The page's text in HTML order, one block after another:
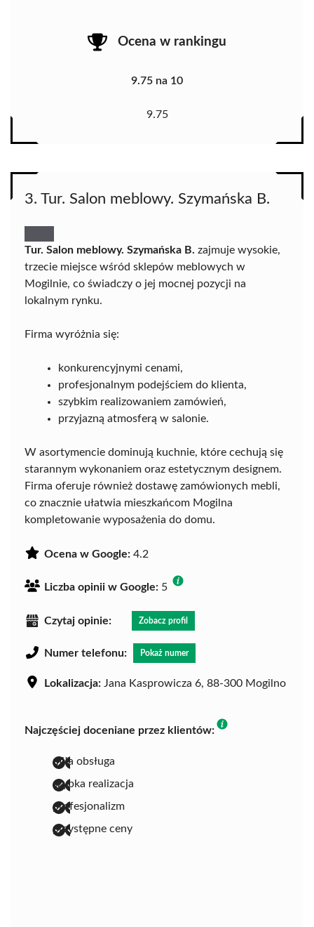
Ocena w rankingu
9.75 na 10
9.75
3. Tur. Salon meblowy. Szymańska B.
Tur. Salon meblowy. Szymańska B. zajmuje wysokie,
trzecie miejsce wśród sklepów meblowych w
Mogilnie, co świadczy o jej mocnej pozycji na
lokalnym rynku.
Firma wyróżnia się:
konkurencyjnymi cenami,
profesjonalnym podejściem do klienta,
szybkim realizowaniem zamówień,
przyjazną atmosferą w salonie.
W asortymencie dominują kuchnie, które cechują się
starannym wykonaniem oraz estetycznym designem.
Firma oferuje również dostawę zamówionych mebli,
co znacznie ułatwia mieszkańcom Mogilna
kompletowanie wyposażenia do domu.
Ocena w Google: 4.2
Liczba opinii w Google: 5
Czytaj opinie: Zobacz profil
Numer telefonu: Pokaż numer
Lokalizacja: Jana Kasprowicza 6, 88-300 Mogilno
Najczęściej doceniane przez klientów:
miła obsługa
szybka realizacja
profesjonalizm
przystępne ceny